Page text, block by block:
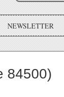
NEWSLETTER
84500)